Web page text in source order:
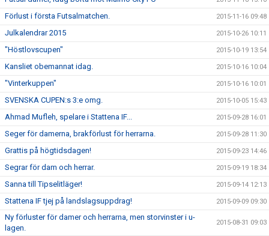
Förlust i första Futsalmatchen. 2015-11-16 09:48
Julkalendrar 2015 2015-10-26 10:11
"Höstlovscupen" 2015-10-19 13:54
Kansliet obemannat idag. 2015-10-16 10:04
"Vinterkuppen" 2015-10-16 10:01
SVENSKA CUPEN:s 3:e omg. 2015-10-05 15:43
Ahmad Mufleh, spelare i Stattena IF... 2015-09-28 16:01
Seger för damerna, brakförlust för herrarna. 2015-09-28 11:30
Grattis på högtidsdagen! 2015-09-23 14:46
Segrar för dam och herrar. 2015-09-19 18:34
Sanna till Tipselitläger! 2015-09-14 12:13
Stattena IF tjej på landslagsuppdrag! 2015-09-09 09:30
Ny förluster för damer och herrarna, men storvinster i u-
lagen.
2015-08-31 09:03